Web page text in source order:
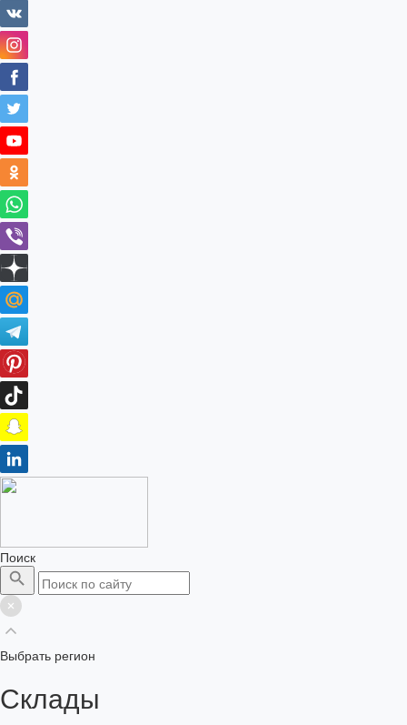
Поиск
Выбрать регион
Склады